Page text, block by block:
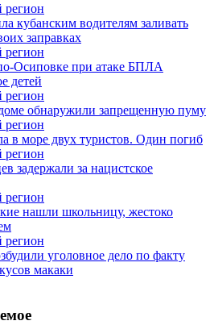
кубанским водителям заливать
заправках
Осиповке при атаке БПЛА
детей
обнаружили запрещенную пуму
в море двух туристов. Один погиб
задержали за нацистское
нашли школьницу, жестоко
уголовное дело по факту
макаки